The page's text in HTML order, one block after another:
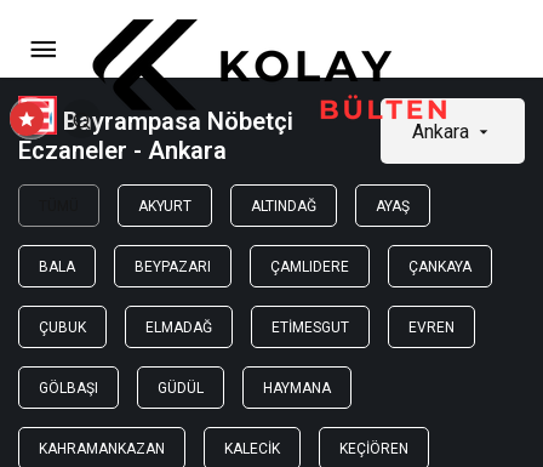
Bayrampasa Nöbetçi
Eczaneler - Ankara
Ankara
AKYURT ALTINDAĞ AYAŞ
BALA BEYPAZARI ÇAMLIDERE ÇANKAYA
ÇUBUK ELMADAĞ ETIMESGUT EVREN
GÖLBAŞI GÜDÜL HAYMANA
KAHRAMANKAZAN KALECIK KEÇIÖREN